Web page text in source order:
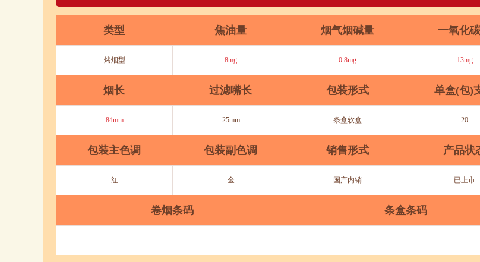
类型 焦油量 烟气烟碱量 一氧化
烤烟型 8mg 0.8mg 13mg
烟长 过滤嘴长 包装形式 单盒(包)
84mm 25mm 条盒软盒 20
包装主色调 包装副色调 销售形式 产品状
红 金 国产内销 已上市
卷烟条码 条盒条码